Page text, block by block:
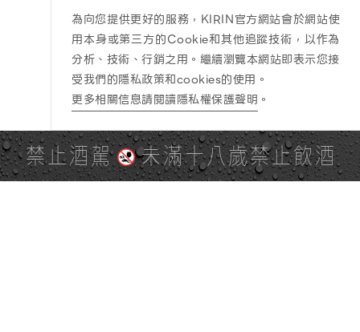
禁止酒駕 未滿十八歲禁止飲酒
為向您提供更好的服務，KIRIN官方網站會於網站使
用本身或第三方的Cookie和其他追蹤技術，以作為
分析、技術、行銷之用。繼續瀏覽本網站即表示您接
受我們的隱私政策和cookies的使用。
更多相關信息請閱讀隱私權保護聲明 。
PAGE TOP